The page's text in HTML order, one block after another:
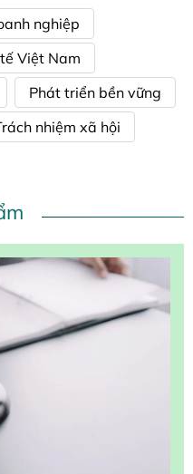
nghiệp
Việt Nam
Phát triển bền vững
nhiệm xã hội